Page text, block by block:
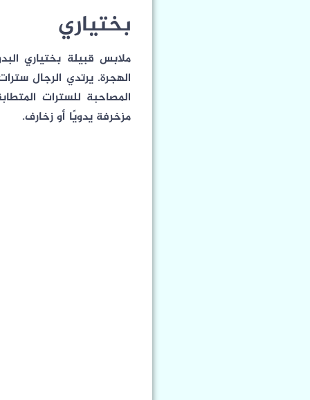
بختياري
ملابس قبيلة بختياري
الهجرة. يرتدي الرجال
المصاحبة للسترات
مزخرفة يدويًا أو زخارف.